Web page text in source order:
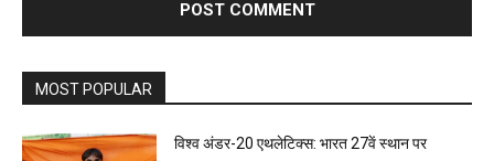
MOST POPULAR
विश्व अंडर-20 एथलेटिक्स: भारत 27वें स्थान पर